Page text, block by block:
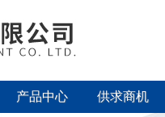
产品中心 供求商机